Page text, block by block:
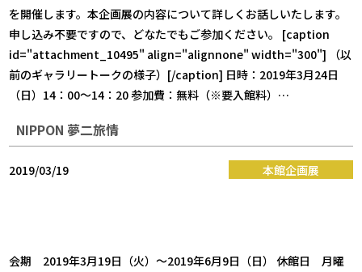
を開催します。本企画展の内容について詳しくお話しいたします。
申し込み不要ですので、どなたでもご参加ください。 [caption
id="attachment_10495" align="alignnone" width="300"] （以
前のギャラリートークの様子）[/caption] 日時：2019年3月24日
（日）14：00〜14：20 参加費：無料（※要入館料）…
NIPPON 夢二旅情
2019/03/19 本館企画展
会期 2019年3月19日（火）～2019年6月9日（日） 休館日 月曜